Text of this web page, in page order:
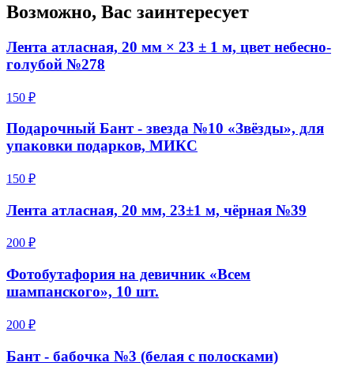
Возможно, Вас заинтересует
Лента атласная, 20 мм × 23 ± 1 м, цвет небесно-
голубой №278
150 ₽
Подарочный Бант - звезда №10 «Звёзды», для
упаковки подарков, МИКС
150 ₽
Лента атласная, 20 мм, 23±1 м, чёрная №39
200 ₽
Фотобутафория на девичник «Всем
шампанского», 10 шт.
200 ₽
Бант - бабочка №3 (белая с полосками)